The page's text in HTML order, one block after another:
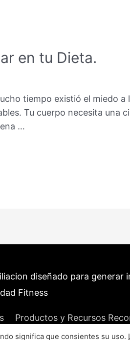
en tu Dieta.
tiempo existió el miedo a
Tu cuerpo necesita una
…
diseñado para generar
Fitness
Productos y Recursos
significa que consientes su uso.